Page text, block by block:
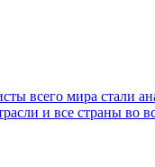
всего мира стали
и все страны